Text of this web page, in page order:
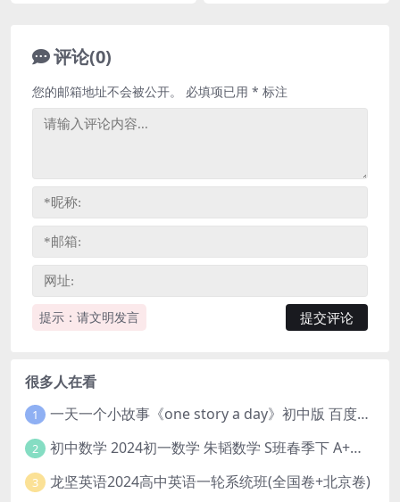
评论(0)
提示：请文明发言
您的邮箱地址不会被公开。 必填项已用 * 标注
很多人在看
1 一天一个小故事《one story a day》初中版 百度网盘分享下载
2 初中数学 2024初一数学 朱韬数学 S班春季下 A+班春季下 百度云网盘
3 龙坚英语2024高中英语一轮系统班(全国卷+北京卷)